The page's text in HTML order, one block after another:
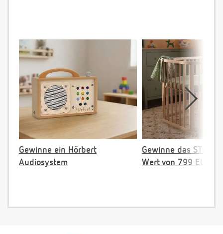
Gewinne ein Hörbert
Audiosystem
Gewinne das
Wert von 799 EUR